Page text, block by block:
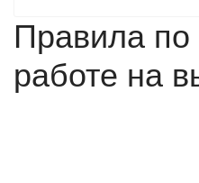
Правила
работе на